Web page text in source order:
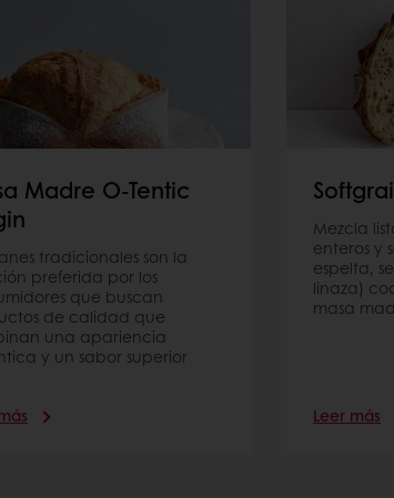
Madre O-Tentic
tradicionales son la
preferida por los
que buscan
de calidad que
una apariencia
y un sabor superior
Mezcla
enteros y
espelta,
linaza)
masa
Leer más